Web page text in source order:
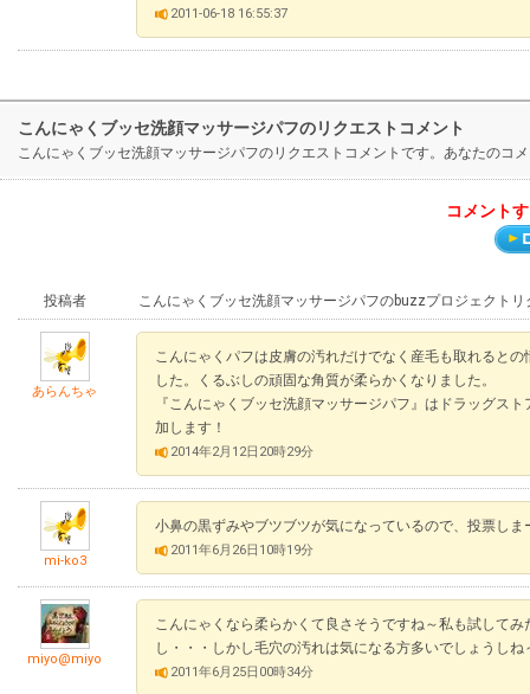
2011-06-18 16:55:37
こんにゃくブッセ洗顔マッサージパフのリクエストコメント
こんにゃくブッセ洗顔マッサージパフのリクエストコメントです。あなたの
コメント
投稿者 こんにゃくブッセ洗顔マッサージパフのbuzzプロジェクト
あらんちゃ
こんにゃくパフは皮膚の汚れだけでなく産毛も取れると
した。くるぶしの頑固な角質が柔らかくなりました。
『こんにゃくブッセ洗顔マッサージパフ』はドラッグス
加します！
2014年2月12日20時29分
mi-ko3
小鼻の黒ずみやブツブツが気になっているので、投票しま
2011年6月26日10時19分
miyo@miyo
こんにゃくなら柔らかくて良さそうですね～私も試して
し・・・しかし毛穴の汚れは気になる方多いでしょうし
2011年6月25日00時34分